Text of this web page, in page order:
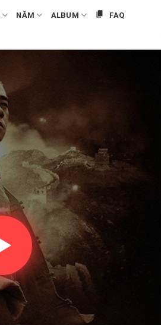
NĂM ALBUM FAQ